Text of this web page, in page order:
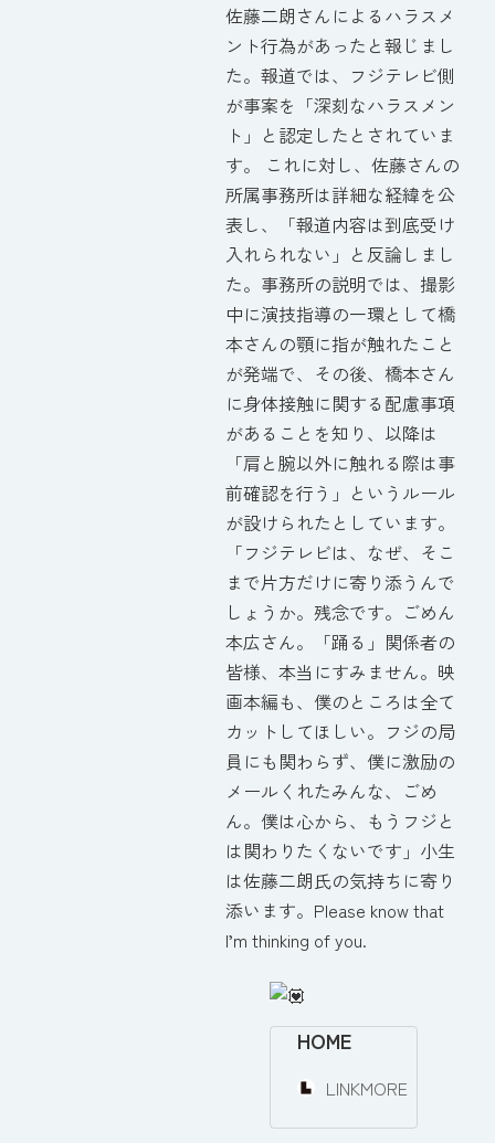
佐藤二朗さんによるハラスメ
ント行為があったと報じまし
た。報道では、フジテレビ側
が事案を「深刻なハラスメン
ト」と認定したとされていま
す。 これに対し、佐藤さんの
所属事務所は詳細な経緯を公
表し、「報道内容は到底受け
入れられない」と反論しまし
た。事務所の説明では、撮影
中に演技指導の一環として橋
本さんの顎に指が触れたこと
が発端で、その後、橋本さん
に身体接触に関する配慮事項
があることを知り、以降は
「肩と腕以外に触れる際は事
前確認を行う」というルール
が設けられたとしています。
「フジテレビは、なぜ、そこ
まで片方だけに寄り添うんで
しょうか。残念です。ごめん
本広さん。「踊る」関係者の
皆様、本当にすみません。映
画本編も、僕のところは全て
カットしてほしい。フジの局
員にも関わらず、僕に激励の
メールくれたみんな、ごめ
ん。僕は心から、もうフジと
は関わりたくないです」小生
は佐藤二朗氏の気持ちに寄り
添います。Please know that
I’m thinking of you.
HOME
LINKMORE